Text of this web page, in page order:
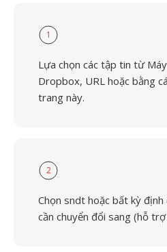
1
Lựa chọn các tập tin từ
Dropbox, URL hoặc bằng
trang này.
2
Chọn sndt hoặc bất kỳ định
cần chuyển đổi sang (hỗ